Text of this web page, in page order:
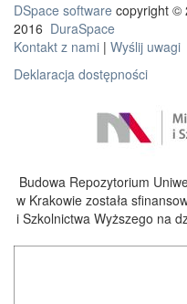
DSpace software copyright ©
2016 DuraSpace
Kontakt z nami | Wyślij uwagi
Deklaracja dostępności
Budowa Repozytorium
w Krakowie została
i Szkolnictwa Wyższego na